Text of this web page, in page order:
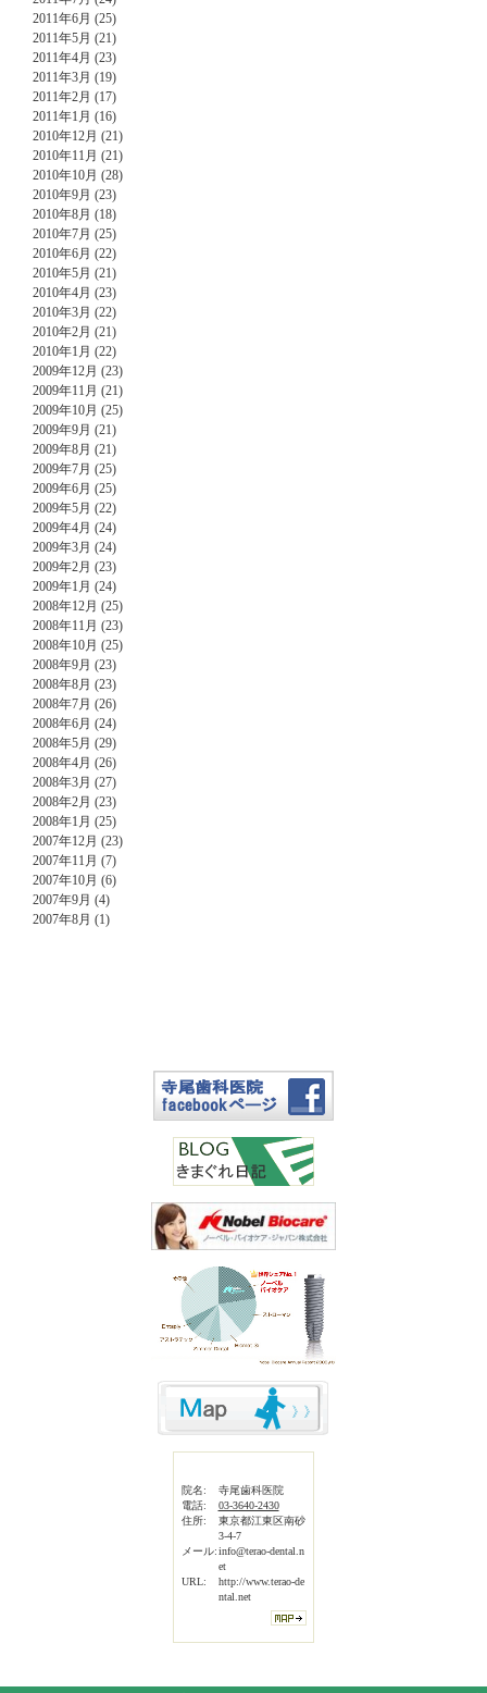
2011年6月 (25)
2011年5月 (21)
2011年4月 (23)
2011年3月 (19)
2011年2月 (17)
2011年1月 (16)
2010年12月 (21)
2010年11月 (21)
2010年10月 (28)
2010年9月 (23)
2010年8月 (18)
2010年7月 (25)
2010年6月 (22)
2010年5月 (21)
2010年4月 (23)
2010年3月 (22)
2010年2月 (21)
2010年1月 (22)
2009年12月 (23)
2009年11月 (21)
2009年10月 (25)
2009年9月 (21)
2009年8月 (21)
2009年7月 (25)
2009年6月 (25)
2009年5月 (22)
2009年4月 (24)
2009年3月 (24)
2009年2月 (23)
2009年1月 (24)
2008年12月 (25)
2008年11月 (23)
2008年10月 (25)
2008年9月 (23)
2008年8月 (23)
2008年7月 (26)
2008年6月 (24)
2008年5月 (29)
2008年4月 (26)
2008年3月 (27)
2008年2月 (23)
2008年1月 (25)
2007年12月 (23)
2007年11月 (7)
2007年10月 (6)
2007年9月 (4)
2007年8月 (1)
院名:
寺尾歯科医院
電話:
03-3640-2430
住所:
東京都江東区南砂
3-4-7
メール:info@terao-dental.n
et
URL:
http://www.terao-de
ntal.net